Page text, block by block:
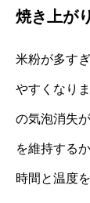
焼き上が
米粉が多す
やすくなり
の気泡消失
を維持する
時間と温度